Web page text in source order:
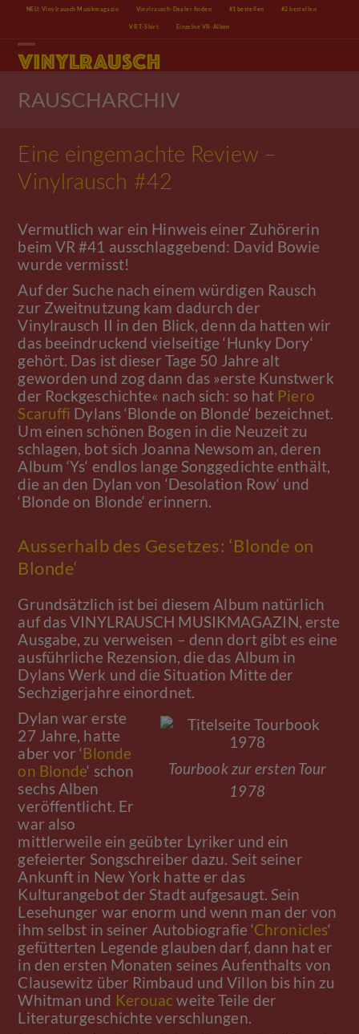
content
NEU: Vinylrausch Musikmagazin Vinylrausch-Dealer finden #1 bestellen #2 bestellen
VR T-Shirt Einzelne VR-Alben
Open
mobile
menu
Close
mobile
menu
RAUSCHARCHIV
Eine eingemachte Review –
Vinylrausch #42
Vermutlich war ein Hinweis einer Zuhörerin
beim VR #41 ausschlaggebend: David Bowie
wurde vermisst!
Auf der Suche nach einem würdigen Rausch
zur Zweitnutzung kam dadurch der
Vinylrausch II in den Blick, denn da hatten wir
das beeindruckend vielseitige ‘Hunky Dory‘
gehört. Das ist dieser Tage 50 Jahre alt
geworden und zog dann das »erste Kunstwerk
der Rockgeschichte« nach sich: so hat Piero
Scaruffi Dylans ‘Blonde on Blonde‘ bezeichnet.
Um einen schönen Bogen in die Neuzeit zu
schlagen, bot sich Joanna Newsom an, deren
Album ‘Ys‘ endlos lange Songgedichte enthält,
die an den Dylan von ‘Desolation Row‘ und
‘Blonde on Blonde‘ erinnern.
Ausserhalb des Gesetzes: ‘Blonde on
Blonde‘
Grundsätzlich ist bei diesem Album natürlich
auf das VINYLRAUSCH MUSIKMAGAZIN, erste
Ausgabe, zu verweisen – denn dort gibt es eine
ausführliche Rezension, die das Album in
Dylans Werk und die Situation Mitte der
Sechzigerjahre einordnet.
Tourbook zur ersten Tour
1978
Dylan war erste
27 Jahre, hatte
aber vor ‘Blonde
on Blonde‘ schon
sechs Alben
veröffentlicht. Er
war also
mittlerweile ein geübter Lyriker und ein
gefeierter Songschreiber dazu. Seit seiner
Ankunft in New York hatte er das
Kulturangebot der Stadt aufgesaugt. Sein
Lesehunger war enorm und wenn man der von
ihm selbst in seiner Autobiografie ‘Chronicles‘
gefütterten Legende glauben darf, dann hat er
in den ersten Monaten seines Aufenthalts von
Clausewitz über Rimbaud und Villon bis hin zu
Whitman und Kerouac weite Teile der
Literaturgeschichte verschlungen.